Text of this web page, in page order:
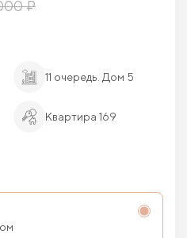
₽
11 очередь. Дом 5
Квартира 169